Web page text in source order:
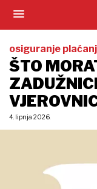
osiguranje
ŠTO
4. lipnja 2026.